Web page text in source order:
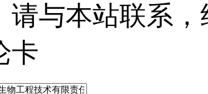
请与本站联系
卡